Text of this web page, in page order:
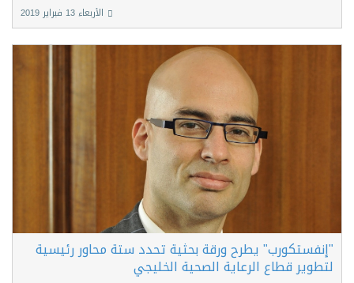
الأربعاء 13 فبراير 2019
"إنفستكورب" يطرح ورقة بحثية تحدد ستة محاور رئيسية
لتطوير قطاع الرعاية الصحية الخليجي